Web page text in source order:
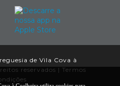
de Vila Cova à
reservados | Termos